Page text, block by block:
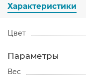
Характеристики
Цвет
Параметры
Вес